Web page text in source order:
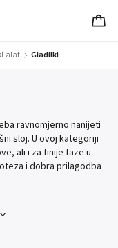
alat / Gladilki
ravnomjerno nanijeti
sloj. U ovoj kategoriji
ali i za finije faze u
i dobra prilagodba